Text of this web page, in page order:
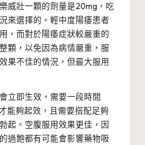
威壯一顆的劑量是20mg，吃
來選擇的。輕中度陽痿患者
，而對於陽痿症狀較嚴重的
顆，以免因為病情嚴重，服
果不佳的情況，但最大服用
立即生效，需要一段時間
能夠起效，且需要搭配足夠
起。空腹服用效果更佳，因
過飽都有可能會影響藥物吸